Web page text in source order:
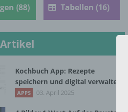
(88) Tabellen (16)
Kochbuch App: Rezepte
speichern und digital verwalten
APPS 03. April 2025